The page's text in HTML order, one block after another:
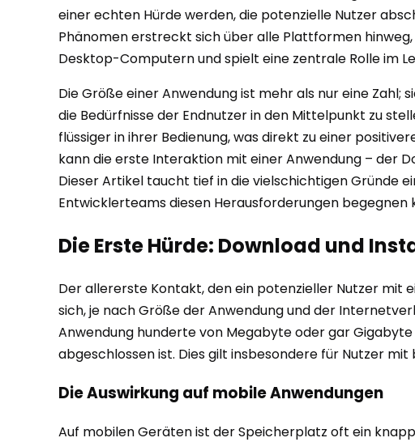
einer echten Hürde werden, die potenzielle Nutzer
Phänomen erstreckt sich über alle Plattformen
Desktop-Computern und spielt eine zentrale Rolle im
Die Größe einer Anwendung ist mehr als nur eine
die Bedürfnisse der Endnutzer in den Mittelpunkt zu
flüssiger in ihrer Bedienung, was direkt zu einer
kann die erste Interaktion mit einer Anwendung – der
Dieser Artikel taucht tief in die vielschichtigen Gründe
Entwicklerteams diesen Herausforderungen begegnen
Die Erste Hürde: Download und
Der allererste Kontakt, den ein potenzieller Nutzer mit
sich, je nach Größe der Anwendung und der
Anwendung hunderte von Megabyte oder gar
abgeschlossen ist. Dies gilt insbesondere für Nutzer
Die Auswirkung auf mobile Anwendungen
Auf mobilen Geräten ist der Speicherplatz oft ein